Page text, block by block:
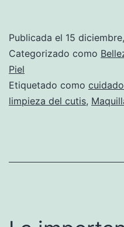
Publicada el 15
Categorizado como
Piel
Etiquetado como
limpieza del cutis,